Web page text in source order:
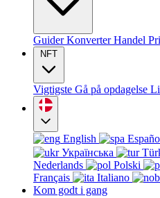
GuiderKonverterHandel
NFT
Vigtigste Gå på opdagelse
English
Українська
Nederlands
Polski
Français
Italiano
Kom godt i gang